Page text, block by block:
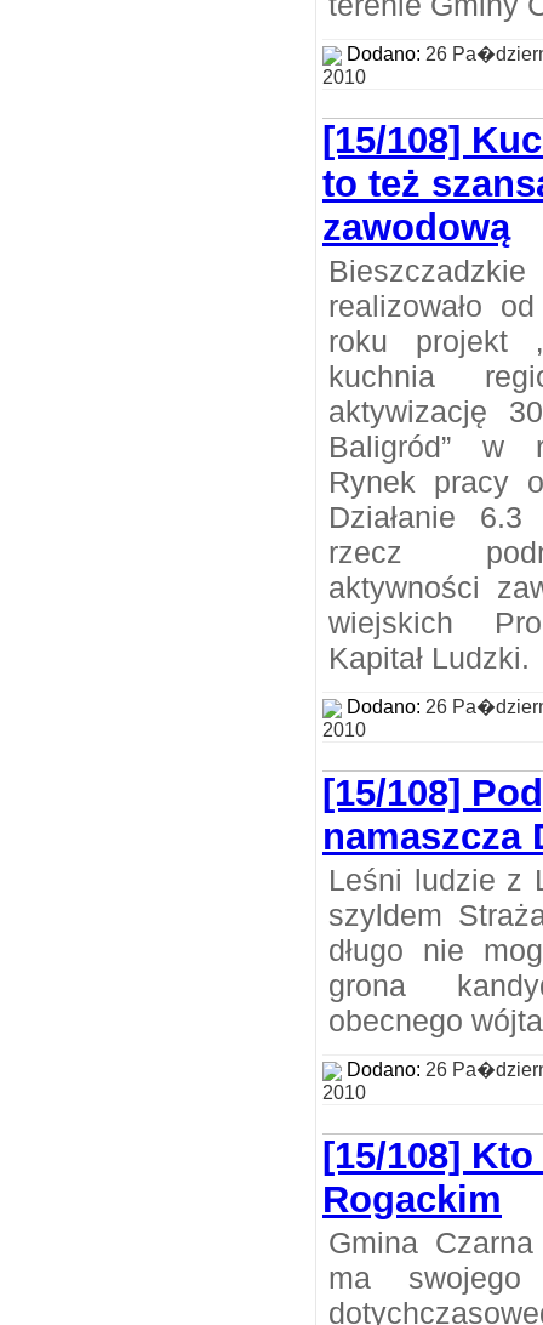
Dodano: 26
2010
[15/108]
to też
zawodową
realizowało
roku projekt
kuchnia
aktywizację
Baligród” w
Rynek pracy
Działanie
rzecz
aktywności
wiejskich
Kapitał Ludzki.
Dodano: 26
2010
[15/108]
namaszcza
Leśni ludzie z
szyldem
długo nie
grona
obecnego
Dodano: 26
2010
[15/108]
Rogackim
Gmina
ma